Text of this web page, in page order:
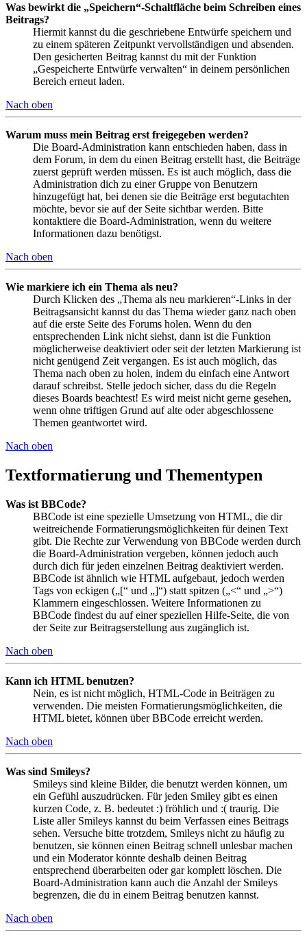
Was bewirkt die „Speichern“-Schaltfläche beim Schreiben eines
Beitrags?
Hiermit kannst du die geschriebene Entwürfe speichern und
zu einem späteren Zeitpunkt vervollständigen und absenden.
Den gesicherten Beitrag kannst du mit der Funktion
„Gespeicherte Entwürfe verwalten“ in deinem persönlichen
Bereich erneut laden.
Nach oben
Warum muss mein Beitrag erst freigegeben werden?
Die Board-Administration kann entschieden haben, dass in
dem Forum, in dem du einen Beitrag erstellt hast, die Beiträge
zuerst geprüft werden müssen. Es ist auch möglich, dass die
Administration dich zu einer Gruppe von Benutzern
hinzugefügt hat, bei denen sie die Beiträge erst begutachten
möchte, bevor sie auf der Seite sichtbar werden. Bitte
kontaktiere die Board-Administration, wenn du weitere
Informationen dazu benötigst.
Nach oben
Wie markiere ich ein Thema als neu?
Durch Klicken des „Thema als neu markieren“-Links in der
Beitragsansicht kannst du das Thema wieder ganz nach oben
auf die erste Seite des Forums holen. Wenn du den
entsprechenden Link nicht siehst, dann ist die Funktion
möglicherweise deaktiviert oder seit der letzten Markierung ist
nicht genügend Zeit vergangen. Es ist auch möglich, das
Thema nach oben zu holen, indem du einfach eine Antwort
darauf schreibst. Stelle jedoch sicher, dass du die Regeln
dieses Boards beachtest! Es wird meist nicht gerne gesehen,
wenn ohne triftigen Grund auf alte oder abgeschlossene
Themen geantwortet wird.
Nach oben
Textformatierung und Thementypen
Was ist BBCode?
BBCode ist eine spezielle Umsetzung von HTML, die dir
weitreichende Formatierungsmöglichkeiten für deinen Text
gibt. Die Rechte zur Verwendung von BBCode werden durch
die Board-Administration vergeben, können jedoch auch
durch dich für jeden einzelnen Beitrag deaktiviert werden.
BBCode ist ähnlich wie HTML aufgebaut, jedoch werden
Tags von eckigen („[“ und „]“) statt spitzen („<“ und „>“)
Klammern eingeschlossen. Weitere Informationen zu
BBCode findest du auf einer speziellen Hilfe-Seite, die von
der Seite zur Beitragserstellung aus zugänglich ist.
Nach oben
Kann ich HTML benutzen?
Nein, es ist nicht möglich, HTML-Code in Beiträgen zu
verwenden. Die meisten Formatierungsmöglichkeiten, die
HTML bietet, können über BBCode erreicht werden.
Nach oben
Was sind Smileys?
Smileys sind kleine Bilder, die benutzt werden können, um
ein Gefühl auszudrücken. Für jeden Smiley gibt es einen
kurzen Code, z. B. bedeutet :) fröhlich und :( traurig. Die
Liste aller Smileys kannst du beim Verfassen eines Beitrags
sehen. Versuche bitte trotzdem, Smileys nicht zu häufig zu
benutzen, sie können einen Beitrag schnell unlesbar machen
und ein Moderator könnte deshalb deinen Beitrag
entsprechend überarbeiten oder gar komplett löschen. Die
Board-Administration kann auch die Anzahl der Smileys
begrenzen, die du in einem Beitrag benutzen kannst.
Nach oben